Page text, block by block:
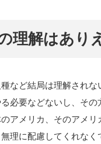
理解はあり
など結局は理解されな
必要などないし、その
アメリカ、そのアメ
理に配慮してくれなく